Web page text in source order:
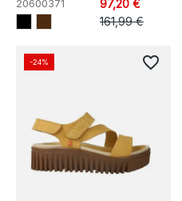
20600371
97,20 €
161,99 €
-24% favorite_border